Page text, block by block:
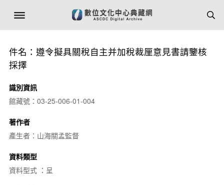
件名：遵令擬具關稅自主并加稅裁厘意見書請鑒核
採擇
識別資訊
館藏號：03-25-006-01-004
著作者
產生者：山海關孟監督
資料類型
資料型式 ：呈